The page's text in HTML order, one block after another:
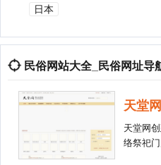
日本
民俗网站大全_民俗网址导
天堂网
天堂网
络祭祀